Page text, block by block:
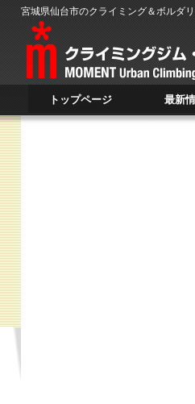
宮城県仙台市のクライミング＆ボルダ
トップページ 最新